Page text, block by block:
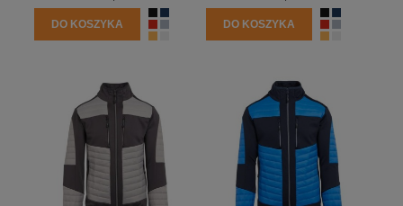
DO KOSZYKA DO KOSZYKA